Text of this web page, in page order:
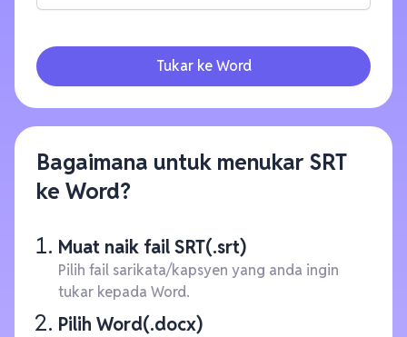
Tukar ke Word
Bagaimana untuk menukar SRT
ke Word?
Muat naik fail SRT(.srt)
Pilih fail sarikata/kapsyen yang anda ingin
tukar kepada Word.
Pilih Word(.docx)